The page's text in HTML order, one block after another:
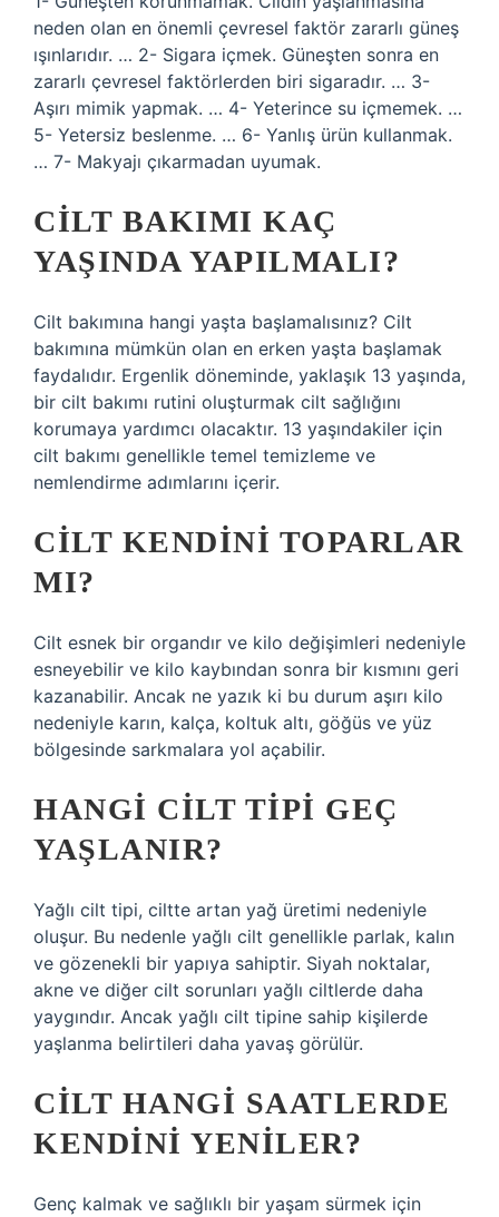
neden olan en önemli çevresel faktör zararlı güneş
ışınlarıdır. … 2- Sigara içmek. Güneşten sonra en
zararlı çevresel faktörlerden biri sigaradır. … 3-
Aşırı mimik yapmak. … 4- Yeterince su içmemek. …
5- Yetersiz beslenme. … 6- Yanlış ürün kullanmak.
… 7- Makyajı çıkarmadan uyumak.
CILT BAKIMI KAÇ
YAŞINDA YAPILMALI?
Cilt bakımına hangi yaşta başlamalısınız? Cilt
bakımına mümkün olan en erken yaşta başlamak
faydalıdır. Ergenlik döneminde, yaklaşık 13 yaşında,
bir cilt bakımı rutini oluşturmak cilt sağlığını
korumaya yardımcı olacaktır. 13 yaşındakiler için
cilt bakımı genellikle temel temizleme ve
nemlendirme adımlarını içerir.
CILT KENDINI TOPARLAR
MI?
Cilt esnek bir organdır ve kilo değişimleri nedeniyle
esneyebilir ve kilo kaybından sonra bir kısmını geri
kazanabilir. Ancak ne yazık ki bu durum aşırı kilo
nedeniyle karın, kalça, koltuk altı, göğüs ve yüz
bölgesinde sarkmalara yol açabilir.
HANGI CILT TIPI GEÇ
YAŞLANIR?
Yağlı cilt tipi, ciltte artan yağ üretimi nedeniyle
oluşur. Bu nedenle yağlı cilt genellikle parlak, kalın
ve gözenekli bir yapıya sahiptir. Siyah noktalar,
akne ve diğer cilt sorunları yağlı ciltlerde daha
yaygındır. Ancak yağlı cilt tipine sahip kişilerde
yaşlanma belirtileri daha yavaş görülür.
CILT HANGI SAATLERDE
KENDINI YENILER?
Genç kalmak ve sağlıklı bir yaşam sürmek için